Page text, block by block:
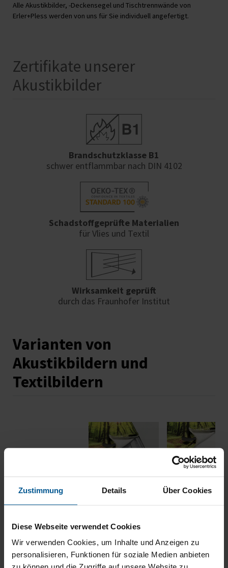
Zustimmung Details Über Cookies
Diese Webseite verwendet Cookies
Wir verwenden Cookies, um Inhalte und Anzeigen zu
personalisieren, Funktionen für soziale Medien anbieten
Alle Akustikbilder, -Deckensegel und Tischtrennwände von
Erler+Pless werden von uns für Sie individuell angefertigt.
Zertifikate unserer
Akustikbilder
Brandschutzklasse B1
schwer entflammbar nach DIN 4102
Schadstoffgeprüfte Materialien
für Vlies und Textil
Wirksamkeit geprüft
durch das Fraunhofer Institut
Varianten von
Akustikbildern und
Textilbildern
DEKO PLUS
Rahmenmaterial
Aluminium